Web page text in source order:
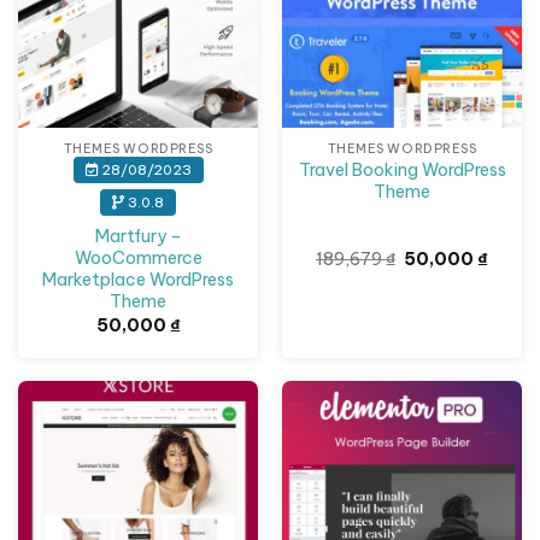
THEMES WORDPRESS
28/08/2023
3.0.8
Martfury –
WooCommerce
Marketplace WordPress
Theme
50,000 ₫
THEMES WORDPRESS
Travel Booking WordPress
Theme
189,679₫ Giá
gốc
50,000₫Giá
Giảm giá!